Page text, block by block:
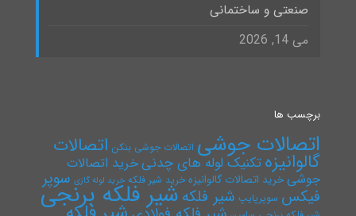
صنعتی و ساختمانی
می 14, 2026
برچسب ها
اتصالات جوشی اتصالات جوشی بنکن اتصالات
گالوانیزهتکنیک لوله های چدنیخرید اتصالات
جوشیخرید اتصالات گالوانیزه خرید شیر فلکه خرید لوله گازی سوپر
فیکس سوپرپایپ شیر فلکه شیر فلکه برنجی